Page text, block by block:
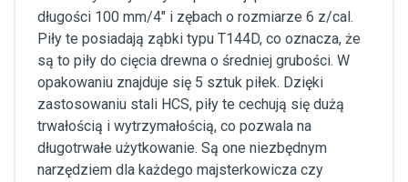
długości 100 mm/4″ i zębach o rozmiarze 6 z/cal.
Piły te posiadają ząbki typu T144D, co oznacza, że
są to piły do cięcia drewna o średniej grubości. W
opakowaniu znajduje się 5 sztuk piłek. Dzięki
zastosowaniu stali HCS, piły te cechują się dużą
trwałością i wytrzymałością, co pozwala na
długotrwałe użytkowanie. Są one niezbędnym
narzędziem dla każdego majsterkowicza czy